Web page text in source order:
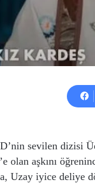
sevilen dizisi
olan aşkını
Uzay iyice deliye